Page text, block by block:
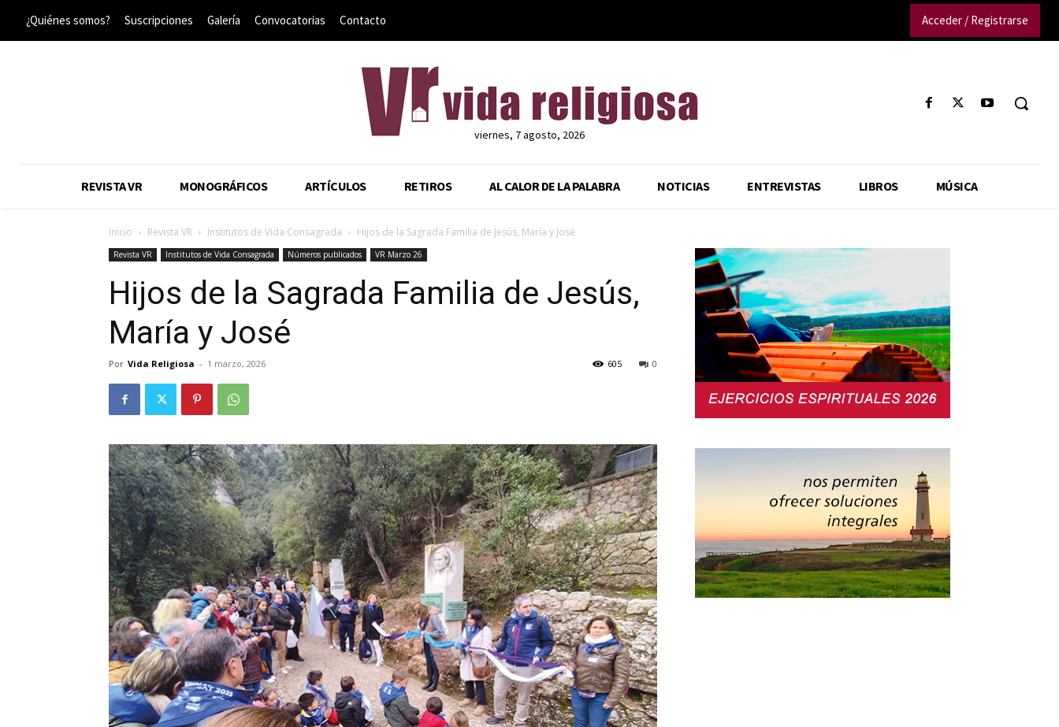
¿Quiénes somos? Suscripciones Galería Convocatorias Contacto Acceder / Registrarse
viernes, 7 agosto, 2026
REVISTA VR MONOGRÁFICOS ARTÍCULOS RETIROS AL CALOR DE LA PALABRA NOTICIAS ENTREVISTAS LIBROS MÚSICA
Inicio Revista VR Institutos de Vida Consagrada Hijos de la Sagrada Familia de Jesús, María y José
Revista VR Institutos de Vida Consagrada Números publicados VR Marzo 26
Hijos de la Sagrada Familia de Jesús,
María y José
Por Vida Religiosa - 1 marzo, 2026 0
605